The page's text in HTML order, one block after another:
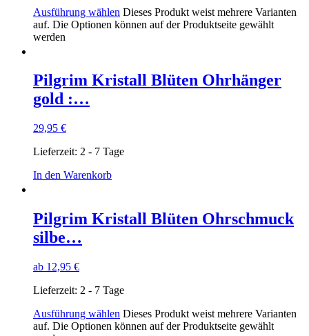
Ausführung wählen Dieses Produkt weist mehrere Varianten
auf. Die Optionen können auf der Produktseite gewählt
werden
Pilgrim Kristall Blüten Ohrhänger
gold :…
29,95 €
Lieferzeit: 2 - 7 Tage
In den Warenkorb
Pilgrim Kristall Blüten Ohrschmuck
silbe…
ab 12,95 €
Lieferzeit: 2 - 7 Tage
Ausführung wählen Dieses Produkt weist mehrere Varianten
auf. Die Optionen können auf der Produktseite gewählt